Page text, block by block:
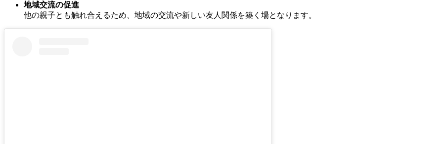
地域交流の促進
他の親子とも触れ合えるため、地域の交流や新しい友人関係を築く場となります。